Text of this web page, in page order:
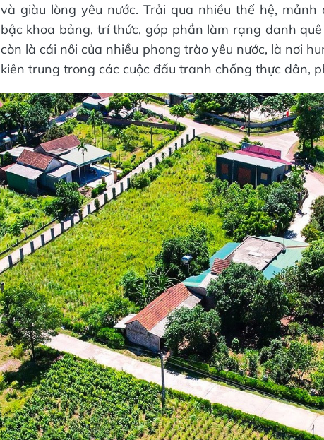
và giàu lòng yêu nước. Trải qua nhiều thế hệ,
bậc khoa bảng, trí thức, góp phần làm rạng danh
còn là cái nôi của nhiều phong trào yêu nước, là nơi
kiên trung trong các cuộc đấu tranh chống thực dân,